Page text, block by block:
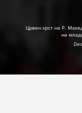
Црвен крст на Р.
на